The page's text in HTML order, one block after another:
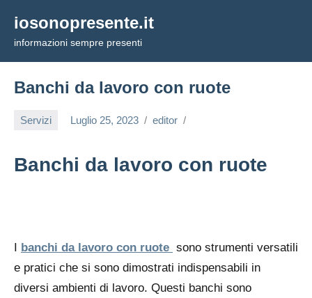
contenuto
iosonopresente.it
informazioni sempre presenti
Banchi da lavoro con ruote
Servizi Luglio 25, 2023 editor
Banchi da lavoro con ruote
I banchi da lavoro con ruote sono strumenti versatili
e pratici che si sono dimostrati indispensabili in
diversi ambienti di lavoro. Questi banchi sono